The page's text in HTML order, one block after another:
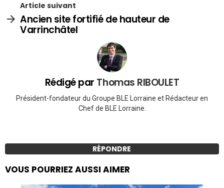
Article suivant
Ancien site fortifié de hauteur de
Varrinchâtel
Rédigé par Thomas RIBOULET
Président-fondateur du Groupe BLE Lorraine et Rédacteur en
Chef de BLE Lorraine.
RÉPONDRE
VOUS POURRIEZ AUSSI AIMER